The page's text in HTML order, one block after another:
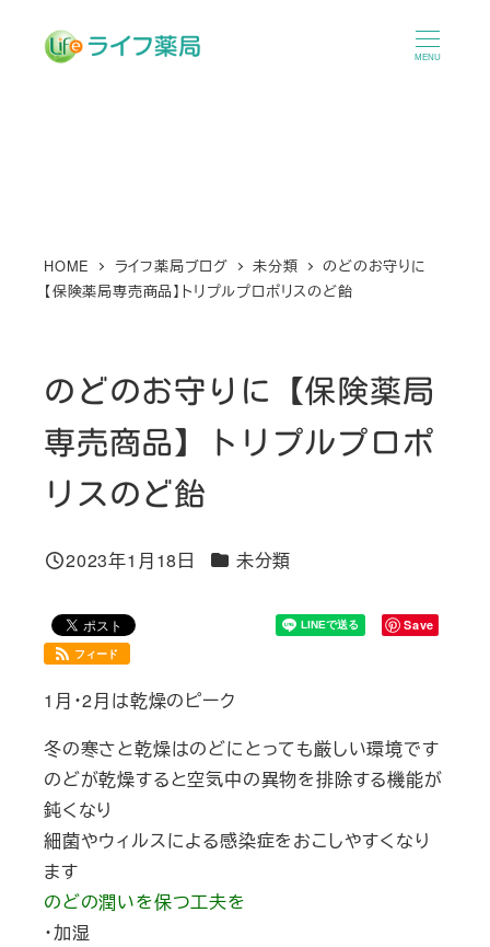
MENU
HOME ライフ薬局ブログ 未分類
のどのお守りに
【保険薬局専売商品】トリプルプロポリスのど飴
のどのお守りに【保険薬局
専売商品】トリプルプロポ
リスのど飴
投稿日
2023年1月18日 カテゴリー
未分類
Save
フィード
1月・2月は乾燥のピーク
冬の寒さと乾燥はのどにとっても厳しい環境です
のどが乾燥すると空気中の異物を排除する機能が
鈍くなり
細菌やウィルスによる感染症をおこしやすくなり
ます
のどの潤いを保つ工夫を
・加湿